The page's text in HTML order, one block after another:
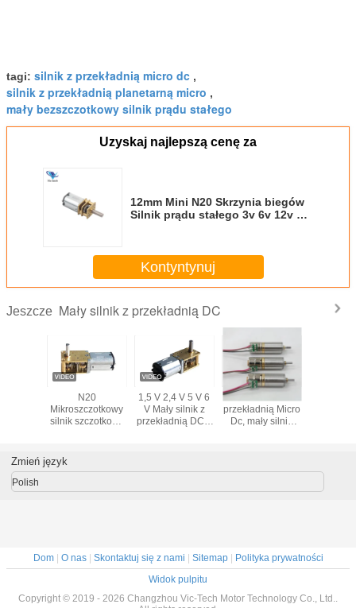
tagi: silnik z przekładnią micro dc ,
silnik z przekładnią planetarną micro ,
mały bezszczotkowy silnik prądu stałego
Uzyskaj najlepszą cenę za
12mm Mini N20 Skrzynia biegów
Silnik prądu stałego 3v 6v 12v do
Kontyntynuj
Jeszcze Mały silnik z przekładnią DC
DC
3D
N20
Mikroszczotkowy
silnik szczotkowy
inteligentnej
współdzielonego
1,5 V 2,4 V 5 V 6
V Mały silnik z
przekładnią DC z
przekładnia
5V 10m Silnik z
przekładnią Micro
Dc, mały silnik
momencie
~ 8,5
Zmień język
Polish
Dom| O nas| Skontaktuj się z nami Sitemap|
Polityka prywatności
Widok pulpitu
Copyright © 2019 - 2026 Changzhou Vic-Tech Motor Technology Co., Ltd..